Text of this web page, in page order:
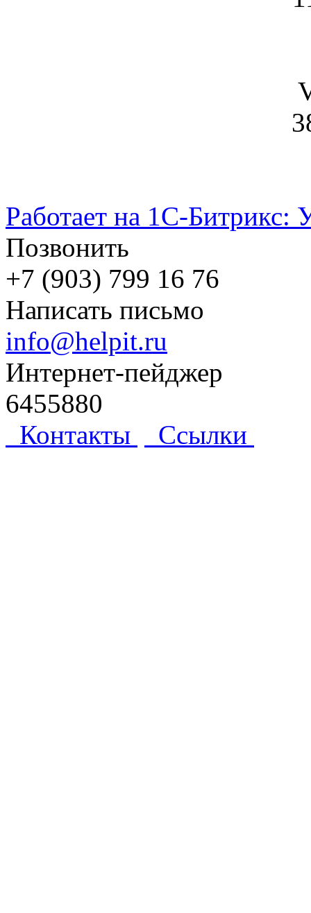
Работает на 1С-Битрикс:
Позвонить
+7 (903) 799 16 76
Написать письмо
info@helpit.ru
Интернет-пейджер
6455880
Контакты
Ссылки